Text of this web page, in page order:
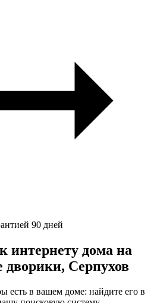
90 дней
интернету дома на
Серпухов
есть в вашем доме: найдите его в